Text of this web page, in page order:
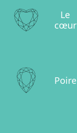
Le
cœur
Poire